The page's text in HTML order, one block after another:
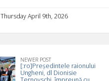
Thursday April 9th, 2026
NEWER POST
[:ro]Președintele raionului
Ungheni, dl Dionisie